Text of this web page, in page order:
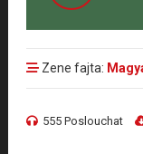
Zene fajta:
555 Poslouchat